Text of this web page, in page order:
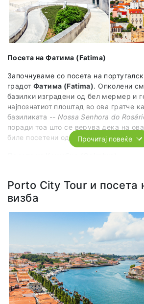
најраздвижената марина во
уживање!
Посета на Фатима (Fatima)
Започнуваме со посета на
градот Фатима (Fatima). Опколени
базилки изградени од бел мермер и
најпознатиот плоштад во ова гратче
базиликата -- Nossa Senhora do
поради тоа што се верува дека на
биле посетени од Богородица.
Португалија -- Коимбра (Coimbra).
универзитетски град во Португалија.
протега и една од најпознатите реки
кејот на оваа река додека не
парк Мондего. А се разбира како
овој град е познатиот универзитет --
стари згради и библиотеки кои
излезени од Хари Потер. За време на
доживуваме Португалија од една
перспектива.
Прочитај повеќе
Porto City Tour и посета
визба